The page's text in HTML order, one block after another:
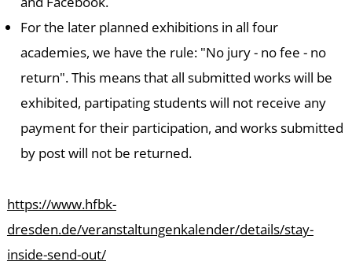
For the later planned exhibitions in all four
academies, we have the rule: "No jury - no fee - no
return". This means that all submitted works will be
exhibited, partipating students will not receive any
payment for their participation, and works submitted
by post will not be returned.
https://www.hfbk-
dresden.de/veranstaltungenkalender/details/stay-
inside-send-out/